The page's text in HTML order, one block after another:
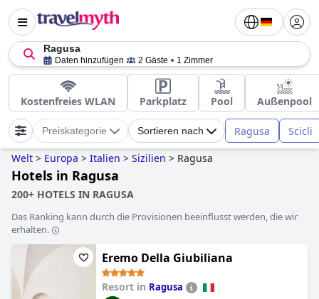
Ragusa
Daten hinzufügen 2 Gäste 1 Zimmer
Kostenfreies WLAN Parkplatz Pool Außenpool
Preiskategorie Sortieren nach Ragusa Scicli
Welt > Europa > Italien > Sizilien > Ragusa
Hotels in Ragusa
200+ HOTELS IN RAGUSA
Das Ranking kann durch die Provisionen beeinflusst werden, die wir
erhalten.
Eremo Della Giubiliana
Resort in Ragusa